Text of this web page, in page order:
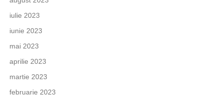
iulie 2023
iunie 2023
mai 2023
aprilie 2023
martie 2023
februarie 2023